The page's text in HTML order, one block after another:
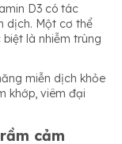
D3 có tác
dịch. Một cơ thể
là nhiễm trùng
miễn dịch khỏe
khớp, viêm đại
cảm